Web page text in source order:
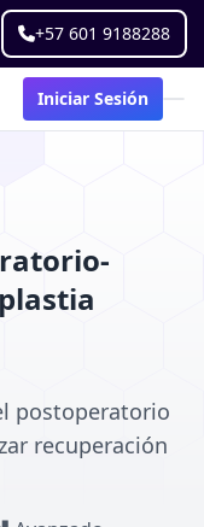
+57 601 9188288
Iniciar Sesión
postoperatorio
recuperación